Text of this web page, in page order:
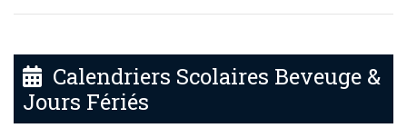
Calendriers Scolaires Beveuge &
Jours Fériés